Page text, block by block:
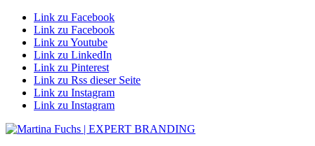
Link zu Facebook
Link zu Facebook
Link zu Youtube
Link zu LinkedIn
Link zu Pinterest
Link zu Rss dieser Seite
Link zu Instagram
Link zu Instagram